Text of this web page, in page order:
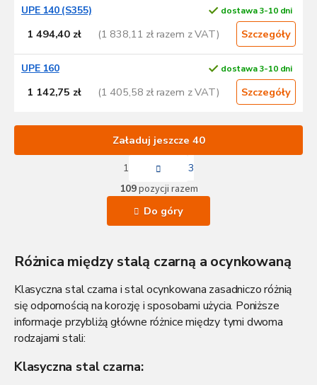
UPE 140 (S355) dostawa 3-10 dni
1 494,40 zł (1 838,11 zł razem z VAT) Szczegóły
UPE 160 dostawa 3-10 dni
1 142,75 zł (1 405,58 zł razem z VAT) Szczegóły
K
o
n
t
l
i
l
i
s
Załaduj jeszcze 40
P
a
g
i
n
a
a
1
3
109pozycji razem
Do góry
Różnica między stalą czarną a ocynkowaną
Klasyczna stal czarna i stal ocynkowana zasadniczo różnią
się odpornością na korozję i sposobami użycia. Poniższe
informacje przybliżą główne różnice między tymi dwoma
rodzajami stali:
Klasyczna stal czarna: